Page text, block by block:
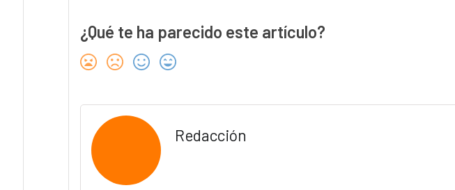
¿Qué te ha parecido este artículo?
Redacción